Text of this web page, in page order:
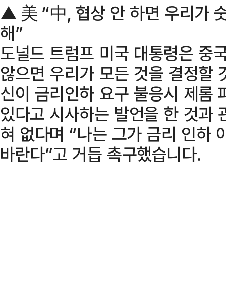
▲ 美 “中, 협상 안 하면 우리가
해”
도널드 트럼프 미국 대통령은 중
않으면 우리가 모든 것을 결정할
신이 금리인하 요구 불응시 제롬
있다고 시사하는 발언을 한 것과
혀 없다며 “나는 그가 금리 인하
바란다”고 거듭 촉구했습니다.